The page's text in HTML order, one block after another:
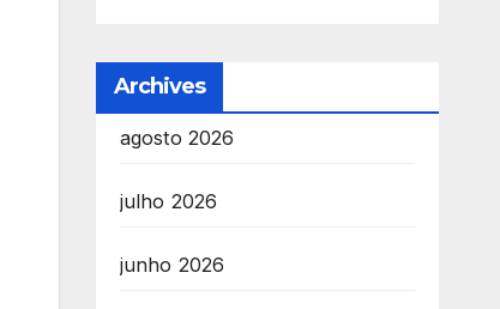
Archives
agosto 2026
julho 2026
junho 2026